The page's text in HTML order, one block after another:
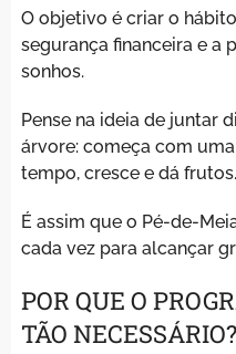
O objetivo é criar o
segurança financeira e a
sonhos.
Pense na ideia de juntar
árvore: começa com
tempo, cresce e dá frutos.
É assim que o Pé-de-
cada vez para alcançar
POR QUE O
TÃO NECESSÁRIO?